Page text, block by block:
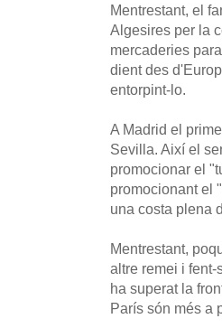
Mentrestant, el
Algesires per la
mercaderies
dient des
entorpint-lo.
A Madrid el
Sevilla. Així el
promocionar el
promocionant el
una costa plena
Mentrestant,
altre remei i
ha superat la
París són més a